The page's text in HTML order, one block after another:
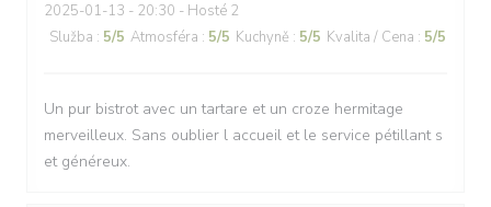
2025-01-13 - 20:30 - Hosté 2
Služba : 5/5 Atmosféra : 5/5 Kuchyně : 5/5 Kvalita / Cena : 5/5
Un pur bistrot avec un tartare et un croze hermitage
merveilleux. Sans oublier l accueil et le service pétillant s
et généreux.